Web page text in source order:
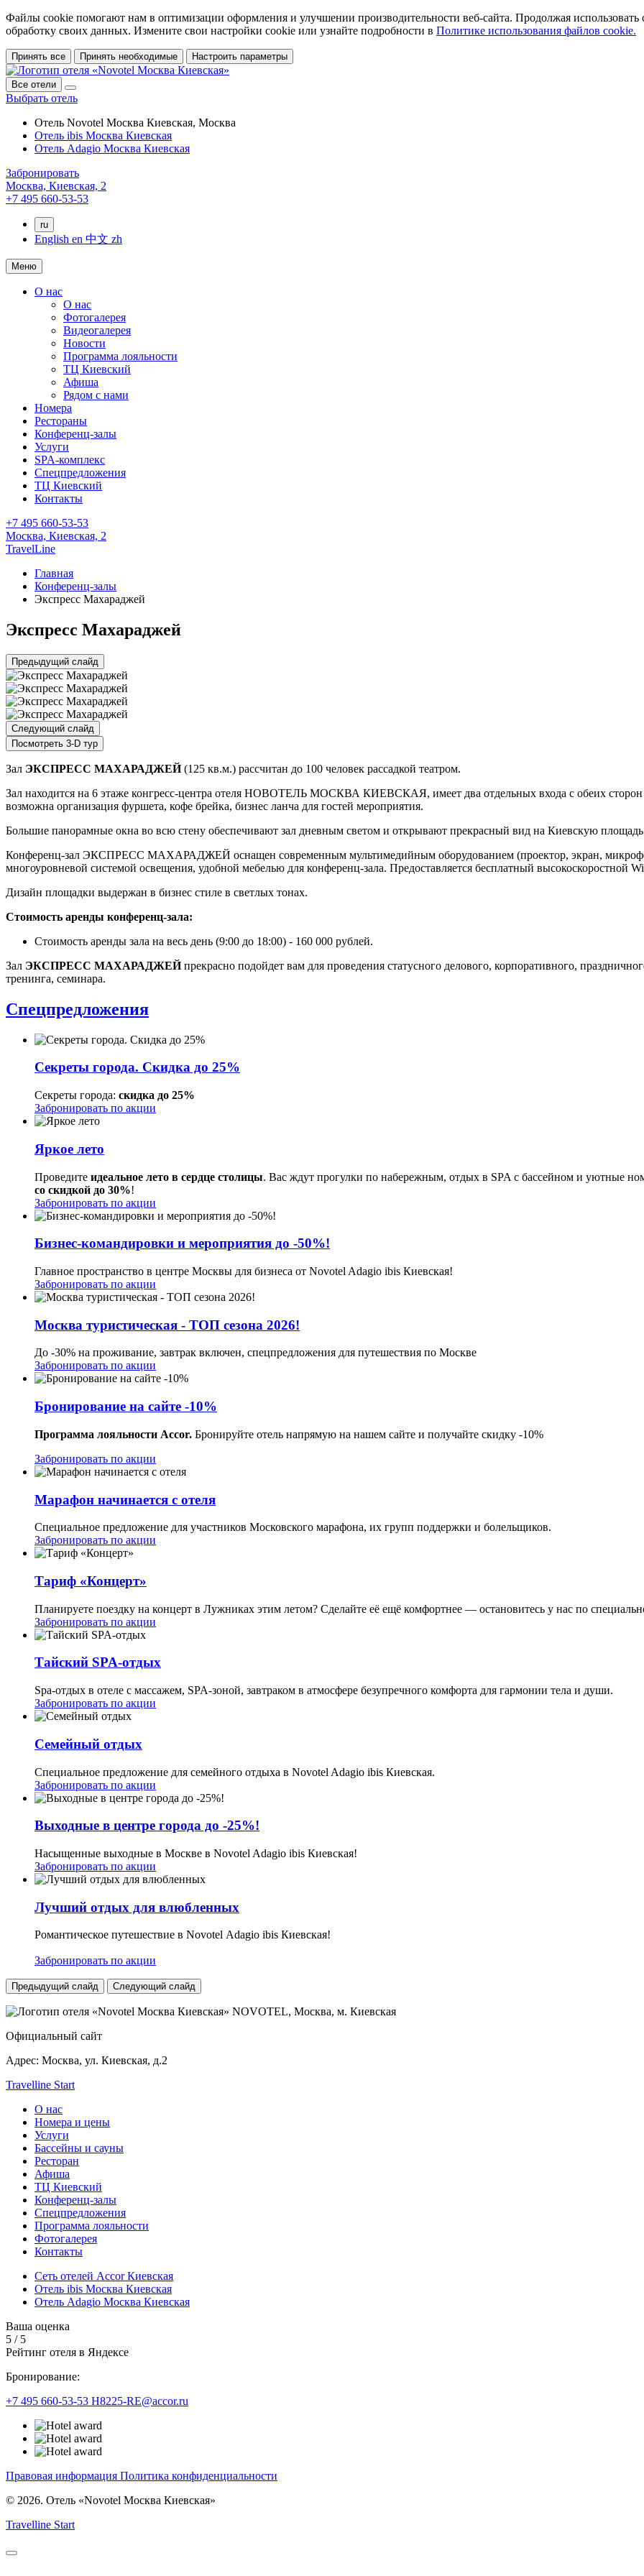
Файлы cookie помогают нам в оптимизации оформления и улучшении производительности веб-сайта. Продолжая использовать
обработку своих данных. Измените свои настройки cookie или узнайте подробности в Политике использования файлов cookie.
Принять все Принять необходимые Настроить параметры
Все отели
Выбрать отель
Отель Novotel Москва Киевская, Москва
Отель ibis Москва Киевская
Отель Adagio Москва Киевская
Забронировать
Москва, Киевская, 2
+7 495 660-53-53
ru
English en 中文 zh
Меню
О нас
О нас
Фотогалерея
Видеогалерея
Новости
Программа лояльности
ТЦ Киевский
Афиша
Рядом с нами
Номера
Рестораны
Конференц-залы
Услуги
SPA-комплекс
Спецпредложения
ТЦ Киевский
Контакты
+7 495 660-53-53
Москва, Киевская, 2
TravelLine
Главная
Конференц-залы
Экспресс Махараджей
Экспресс Махараджей
Предыдущий слайд
Следующий слайд
Посмотреть 3-D тур
Зал ЭКСПРЕСС МАХАРАДЖЕЙ(125 кв.м.) рассчитан до 100 человек рассадкой театром.
Зал находится на 6 этаже конгресс-центра отеля НОВОТЕЛЬ МОСКВА КИЕВСКАЯ, имеет два отдельных входа с обеих сторон
возможна организация фуршета, кофе брейка, бизнес ланча для гостей мероприятия.
Большие панорамные окна во всю стену обеспечивают зал дневным светом и открывают прекрасный вид на Киевскую
Конференц-зал ЭКСПРЕСС МАХАРАДЖЕЙ оснащен современным мультимедийным оборудованием (проектор, экран,
многоуровневой системой освещения, удобной мебелью для конференц-зала. Предоставляется бесплатный высокоскоростной
Дизайн площадки выдержан в бизнес стиле в светлых тонах.
Стоимость аренды конференц-зала:
Стоимость аренды зала на весь день (9:00 до 18:00) - 160 000 рублей.
Зал ЭКСПРЕСС МАХАРАДЖЕЙпрекрасно подойдет вам для проведения статусного делового, корпоративного,
тренинга, семинара.
Спецпредложения
Секреты города. Скидка до 25%
Секреты города: скидка до 25%
Забронировать по акции
Яркое лето
Проведите идеальное лето в сердце столицы. Вас ждут прогулки по набережным, отдых в SPA с бассейном и уютные
со скидкой до 30%!
Забронировать по акции
Бизнес-командировки и мероприятия до -50%!
Главное пространство в центре Москвы для бизнеса от Novotel Adagio ibis Киевская!
Забронировать по акции
Москва туристическая - ТОП сезона 2026!
До -30% на проживание, завтрак включен, спецпредложения для путешествия по Москве
Забронировать по акции
Бронирование на сайте -10%
Программа лояльности Accor. Бронируйте отель напрямую на нашем сайте и получайте скидку -10%
Забронировать по акции
Марафон начинается с отеля
Специальное предложение для участников Московского марафона, их групп поддержки и болельщиков.
Забронировать по акции
Тариф «Концерт»
Планируете поездку на концерт в Лужниках этим летом? Сделайте её ещё комфортнее — остановитесь у нас по
Забронировать по акции
Тайский SPA-отдых
Spa-отдых в отеле с массажем, SPA-зоной, завтраком в атмосфере безупречного комфорта для гармонии тела и души.
Забронировать по акции
Семейный отдых
Специальное предложение для семейного отдыха в Novotel Adagio ibis Киевская.
Забронировать по акции
Выходные в центре города до -25%!
Насыщенные выходные в Москве в Novotel Adagio ibis Киевская!
Забронировать по акции
Лучший отдых для влюбленных
Романтическое путешествие в Novotel Adagio ibis Киевская!
Забронировать по акции
Предыдущий слайд Следующий слайд
NOVOTEL, Москва, м. Киевская
Официальный сайт
Адрес: Москва, ул. Киевская, д.2
Travelline Start
О нас
Номера и цены
Услуги
Бассейны и сауны
Ресторан
Афиша
ТЦ Киевский
Конференц-залы
Спецпредложения
Программа лояльности
Фотогалерея
Контакты
Сеть отелей Accor Киевская
Отель ibis Москва Киевская
Отель Adagio Москва Киевская
Ваша оценка
5 / 5
Рейтинг отеля в Яндексе
Бронирование:
+7 495 660-53-53 H8225-RE@accor.ru
Правовая информация Политика конфиденциальности
© 2026. Отель «Novotel Москва Киевская»
Travelline Start